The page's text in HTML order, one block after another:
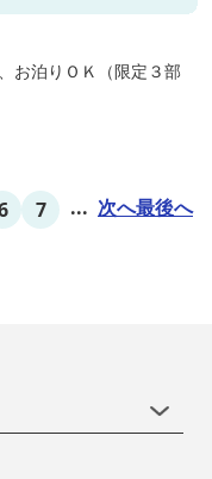
お泊りＯＫ（限定３部
7 ... 次へ最後へ